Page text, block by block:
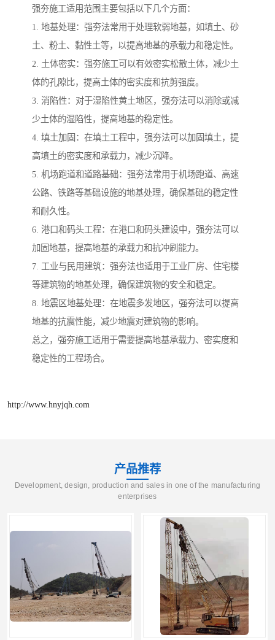
强夯施工适用范围主要包括以下几个方面：
1. 地基处理：强夯法常用于处理软弱地基，如填土、砂
土、粉土、黏性土等，以提高地基的承载力和稳定性。
2. 土体密实：强夯施工可以有效密实松散土体，减少土
体的孔隙比，提高土体的密实度和抗剪强度。
3. 消陷性：对于湿陷性黄土地区，强夯法可以消除或减
少土体的湿陷性，提高地基的稳定性。
4. 填土加固：在填土工程中，强夯法可以加固填土，提
高填土的密实度和承载力，减少沉降。
5. 机场跑道和道路基础：强夯法常用于机场跑道、高速
公路、铁路等基础设施的地基处理，确保基础的稳定性
和耐久性。
6. 港口和码头工程：在港口和码头建设中，强夯法可以
加固地基，提高地基的承载力和抗冲刷能力。
7. 工业与民用建筑：强夯法也适用于工业厂房、住宅楼
等建筑物的地基处理，确保建筑物的安全和稳定。
8. 地震区地基处理：在地震多发地区，强夯法可以提高
地基的抗震性能，减少地震对建筑物的影响。
总之，强夯施工适用于需要提高地基承载力、密实度和
稳定性的工程场合。
http://www.hnyjqh.com
产品推荐
Development, design, production and sales in one of the manufacturing
enterprises